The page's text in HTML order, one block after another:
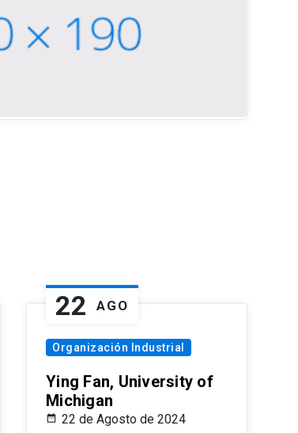
22 AGO
Organización Industrial
Ying Fan, University of
Michigan
22 de Agosto de 2024